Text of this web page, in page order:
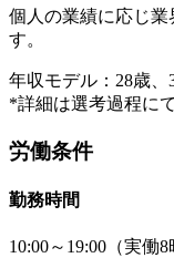
個人の業績に応じ業
す。
年収モデル：28歳、
*詳細は選考過程に
労働条件
勤務時間
10:00～19:00（実働